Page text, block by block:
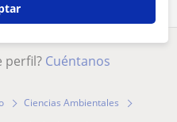
perfil? Cuéntanos
Ciencias Ambientales